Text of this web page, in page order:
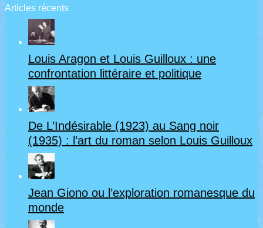
Articles récents
Louis Aragon et Louis Guilloux : une
confrontation littéraire et politique
De L’Indésirable (1923) au Sang noir
(1935) : l’art du roman selon Louis Guilloux
Jean Giono ou l’exploration romanesque du
monde